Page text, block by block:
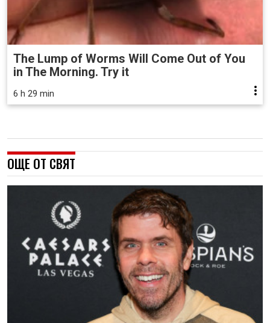
The Lump of Worms Will Come Out of You
in The Morning. Try it
6 h 29 min
ОЩЕ ОТ СВЯТ